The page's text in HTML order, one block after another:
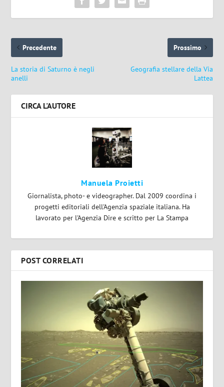
Precedente
La storia di Saturno è negli
anelli
Prossimo
Geografia stellare della Via
Lattea
CIRCA L'AUTORE
Manuela Proietti
Giornalista, photo- e videographer. Dal 2009 coordina i
progetti editoriali dell'Agenzia spaziale italiana. Ha
lavorato per l'Agenzia Dire e scritto per La Stampa
POST CORRELATI